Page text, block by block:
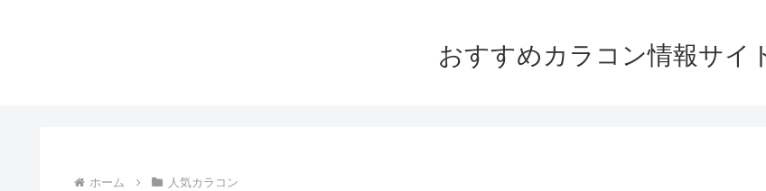
おすすめカラコン情報サイ
ホーム 人気カラコン